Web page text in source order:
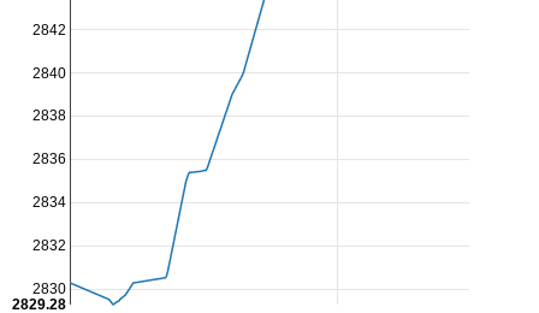
2830
2832
2834
2836
2838
2840
2842
2829.28